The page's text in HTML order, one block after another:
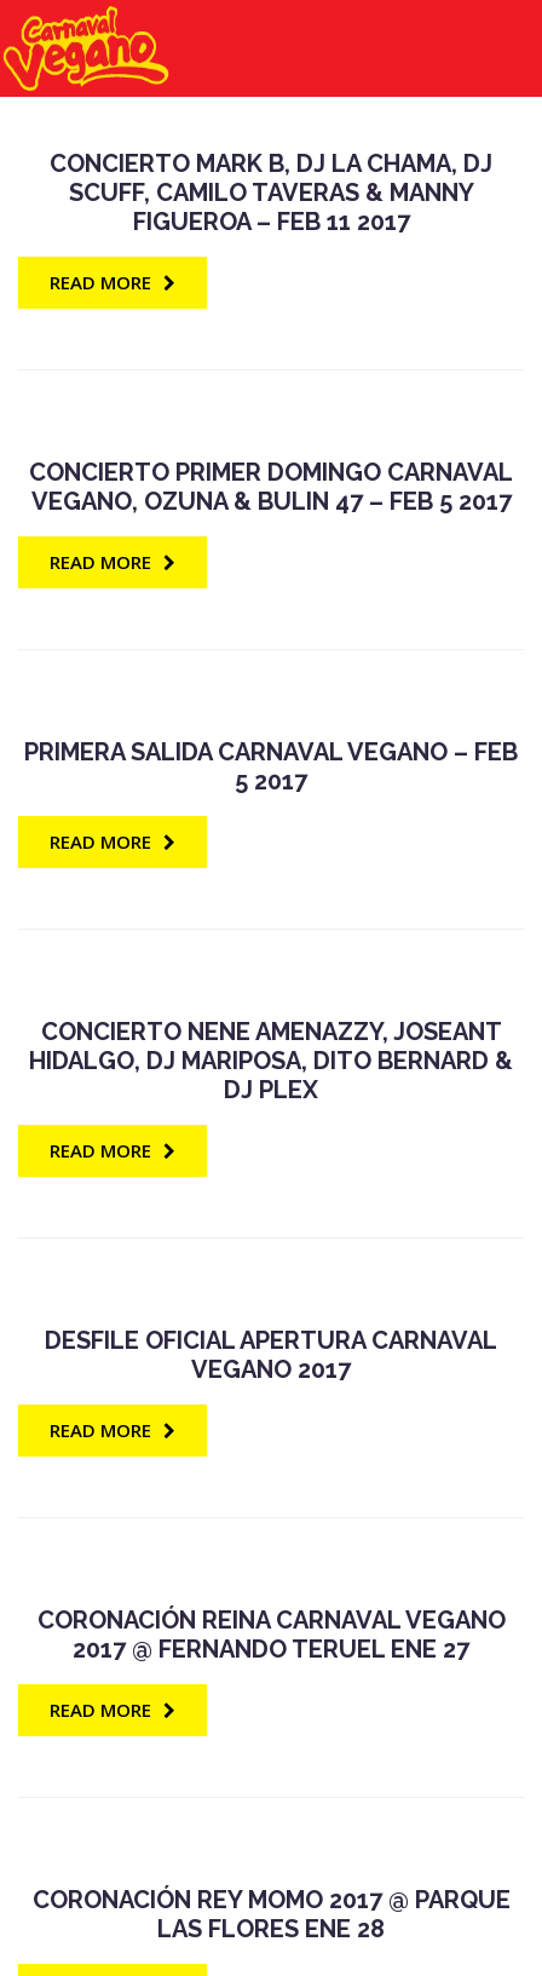
CONCIERTO MARK B, DJ LA CHAMA, DJ
SCUFF, CAMILO TAVERAS & MANNY
FIGUEROA – FEB 11 2017
READ MORE
CONCIERTO PRIMER DOMINGO CARNAVAL
VEGANO, OZUNA & BULIN 47 – FEB 5 2017
READ MORE
PRIMERA SALIDA CARNAVAL VEGANO – FEB
5 2017
READ MORE
CONCIERTO NENE AMENAZZY, JOSEANT
HIDALGO, DJ MARIPOSA, DITO BERNARD &
DJ PLEX
READ MORE
DESFILE OFICIAL APERTURA CARNAVAL
VEGANO 2017
READ MORE
CORONACIÓN REINA CARNAVAL VEGANO
2017 @ FERNANDO TERUEL ENE 27
READ MORE
CORONACIÓN REY MOMO 2017 @ PARQUE
LAS FLORES ENE 28